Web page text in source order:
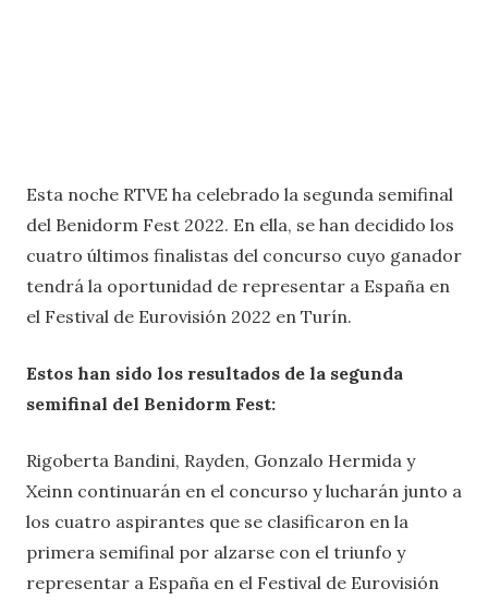
Esta noche RTVE ha celebrado la segunda semifinal
del Benidorm Fest 2022. En ella, se han decidido los
cuatro últimos finalistas del concurso cuyo ganador
tendrá la oportunidad de representar a España en
el Festival de Eurovisión 2022 en Turín.
Estos han sido los resultados de la segunda
semifinal del Benidorm Fest:
Rigoberta Bandini, Rayden, Gonzalo Hermida y
Xeinn continuarán en el concurso y lucharán junto a
los cuatro aspirantes que se clasificaron en la
primera semifinal por alzarse con el triunfo y
representar a España en el Festival de Eurovisión